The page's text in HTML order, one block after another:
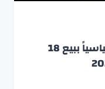
طرابزون سبور يسجل رقماً قياسياً ببيع 18